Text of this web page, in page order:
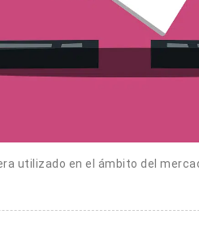
utilizado en el ámbito del